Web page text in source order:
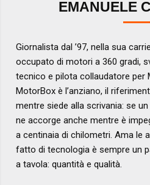
EMANUELE
Giornalista dal ’97, nella sua
occupato di motori a 360 gradi,
tecnico e pilota collaudatore per
MotorBox è l’anziano, il
mentre siede alla scrivania: se
ne accorge anche mentre è
a centinaia di chilometri. Ama le
fatto di tecnologia è sempre un
a tavola: quantità e qualità.